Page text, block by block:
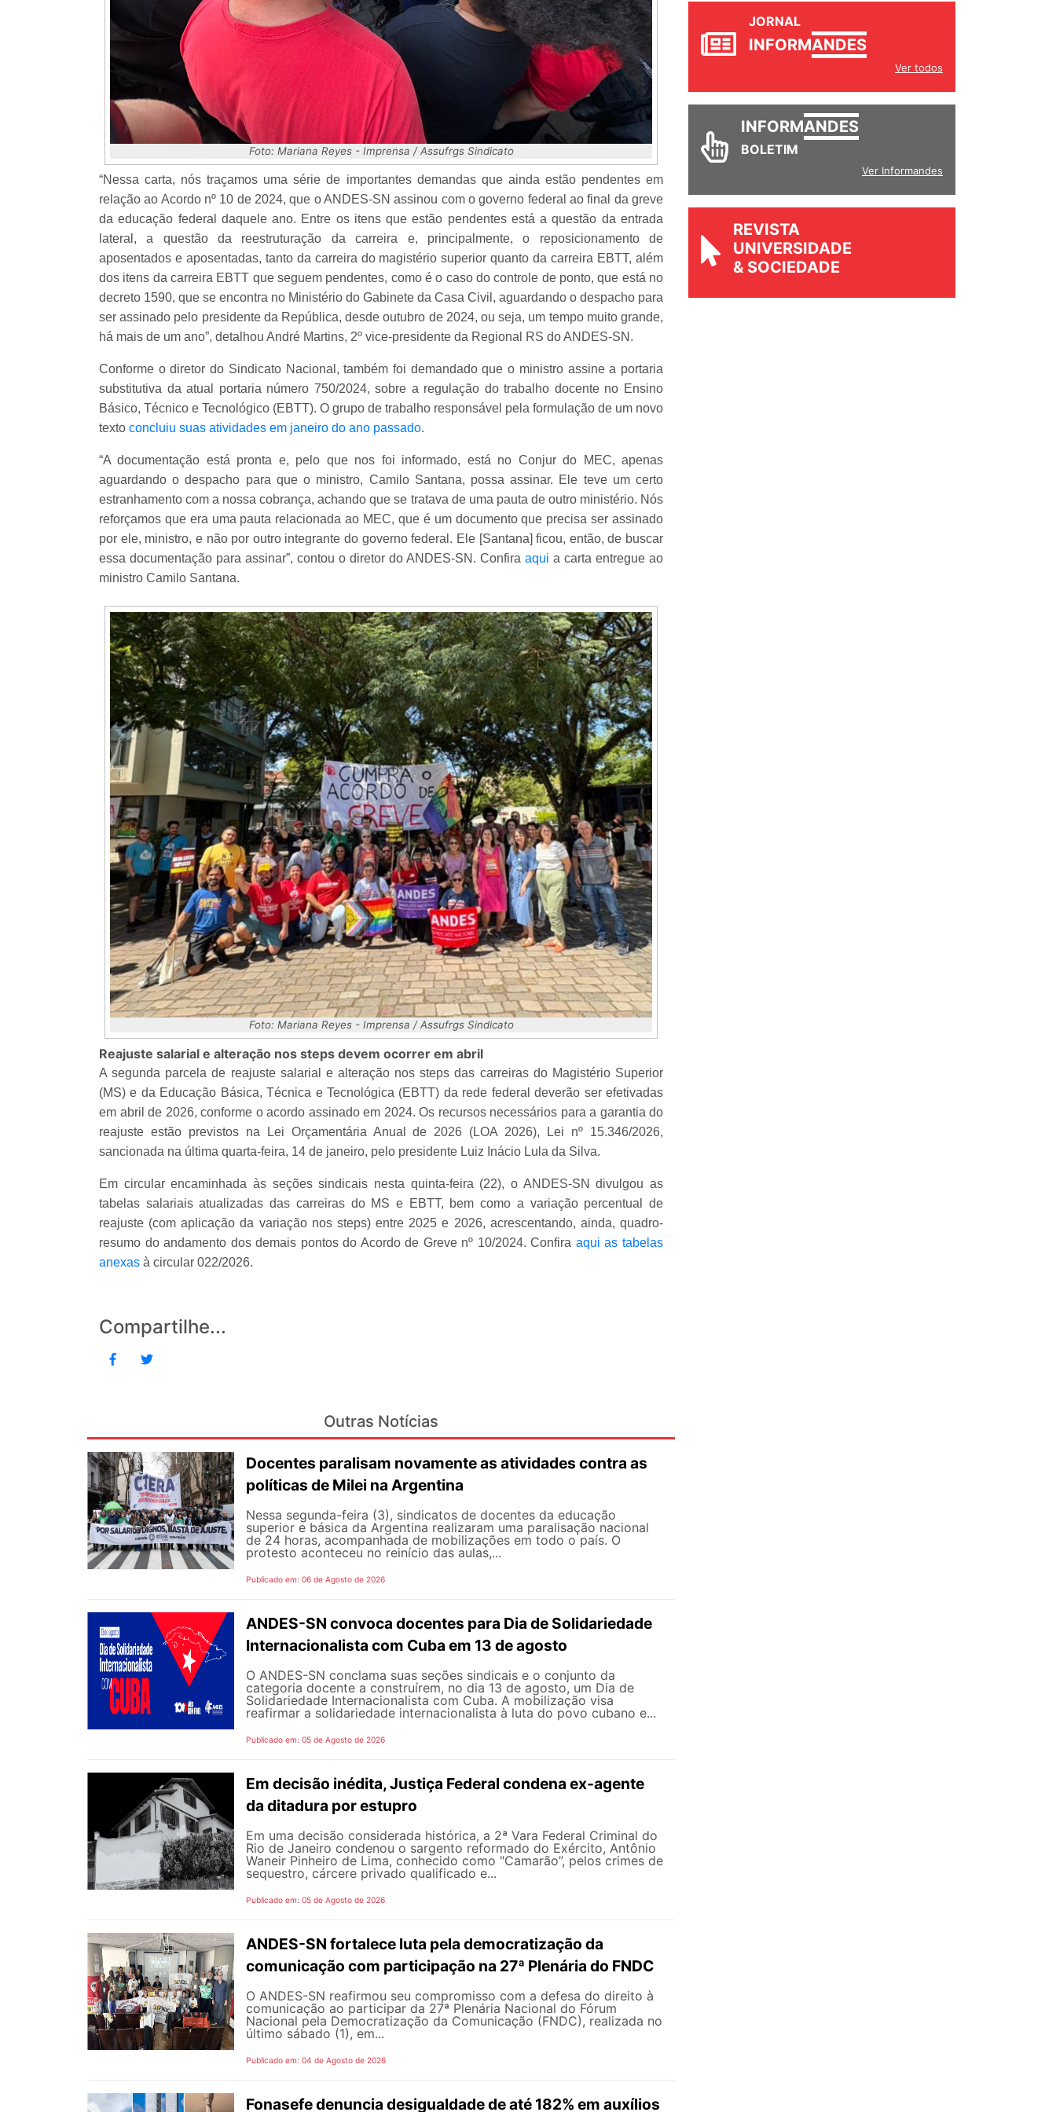
Foto: Mariana Reyes - Imprensa / Assufrgs Sindicato
“Nessa carta, nós traçamos uma série de importantes demandas que ainda estão pendentes em
relação ao Acordo nº 10 de 2024, que o ANDES-SN assinou com o governo federal ao final da greve
da educação federal daquele ano. Entre os itens que estão pendentes está a questão da entrada
lateral, a questão da reestruturação da carreira e, principalmente, o reposicionamento de
aposentados e aposentadas, tanto da carreira do magistério superior quanto da carreira EBTT, além
dos itens da carreira EBTT que seguem pendentes, como é o caso do controle de ponto, que está no
decreto 1590, que se encontra no Ministério do Gabinete da Casa Civil, aguardando o despacho para
ser assinado pelo presidente da República, desde outubro de 2024, ou seja, um tempo muito grande,
há mais de um ano”, detalhou André Martins, 2º vice-presidente da Regional RS do ANDES-SN.
Conforme o diretor do Sindicato Nacional, também foi demandado que o ministro assine a portaria
substitutiva da atual portaria número 750/2024, sobre a regulação do trabalho docente no Ensino
Básico, Técnico e Tecnológico (EBTT). O grupo de trabalho responsável pela formulação de um novo
texto concluiu suas atividades em janeiro do ano passado.
“A documentação está pronta e, pelo que nos foi informado, está no Conjur do MEC, apenas
aguardando o despacho para que o ministro, Camilo Santana, possa assinar. Ele teve um certo
estranhamento com a nossa cobrança, achando que se tratava de uma pauta de outro ministério. Nós
reforçamos que era uma pauta relacionada ao MEC, que é um documento que precisa ser assinado
por ele, ministro, e não por outro integrante do governo federal. Ele [Santana] ficou, então, de buscar
essa documentação para assinar”, contou o diretor do ANDES-SN. Confira aqui a carta entregue ao
ministro Camilo Santana.
Foto: Mariana Reyes - Imprensa / Assufrgs Sindicato
Reajuste salarial e alteração nos steps devem ocorrer em abril
A segunda parcela de reajuste salarial e alteração nos steps das carreiras do Magistério Superior
(MS) e da Educação Básica, Técnica e Tecnológica (EBTT) da rede federal deverão ser efetivadas
em abril de 2026, conforme o acordo assinado em 2024. Os recursos necessários para a garantia do
reajuste estão previstos na Lei Orçamentária Anual de 2026 (LOA 2026), Lei nº 15.346/2026,
sancionada na última quarta-feira, 14 de janeiro, pelo presidente Luiz Inácio Lula da Silva.
Em circular encaminhada às seções sindicais nesta quinta-feira (22), o ANDES-SN divulgou as
tabelas salariais atualizadas das carreiras do MS e EBTT, bem como a variação percentual de
reajuste (com aplicação da variação nos steps) entre 2025 e 2026, acrescentando, ainda, quadro-
resumo do andamento dos demais pontos do Acordo de Greve nº 10/2024. Confira aqui as tabelas
anexas à circular 022/2026.
Compartilhe...
Outras Notícias
Docentes paralisam novamente as atividades contra as
políticas de Milei na Argentina
Nessa segunda-feira (3), sindicatos de docentes da educação
superior e básica da Argentina realizaram uma paralisação nacional
de 24 horas, acompanhada de mobilizações em todo o país. O
protesto aconteceu no reinício das aulas,...
Publicado em: 06 de Agosto de 2026
ANDES-SN convoca docentes para Dia de Solidariedade
Internacionalista com Cuba em 13 de agosto
O ANDES-SN conclama suas seções sindicais e o conjunto da
categoria docente a construírem, no dia 13 de agosto, um Dia de
Solidariedade Internacionalista com Cuba. A mobilização visa
reafirmar a solidariedade internacionalista à luta do povo cubano e...
Publicado em: 05 de Agosto de 2026
Em decisão inédita, Justiça Federal condena ex-agente
da ditadura por estupro
Em uma decisão considerada histórica, a 2ª Vara Federal Criminal do
Rio de Janeiro condenou o sargento reformado do Exército, Antônio
Waneir Pinheiro de Lima, conhecido como "Camarão”, pelos crimes de
sequestro, cárcere privado qualificado e...
Publicado em: 05 de Agosto de 2026
ANDES-SN fortalece luta pela democratização da
comunicação com participação na 27ª Plenária do FNDC
O ANDES-SN reafirmou seu compromisso com a defesa do direito à
comunicação ao participar da 27ª Plenária Nacional do Fórum
Nacional pela Democratização da Comunicação (FNDC), realizada no
último sábado (1), em...
Publicado em: 04 de Agosto de 2026
Fonasefe denuncia desigualdade de até 182% em auxílios
JORNAL
Ver todos
INFORM
Ver Informandes
REVISTA
UNIVERSIDADE